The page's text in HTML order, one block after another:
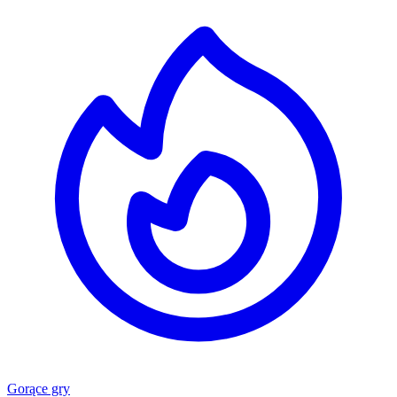
Gorące gry